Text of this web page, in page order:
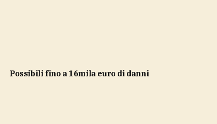
possibili fino a 16mila euro di danni